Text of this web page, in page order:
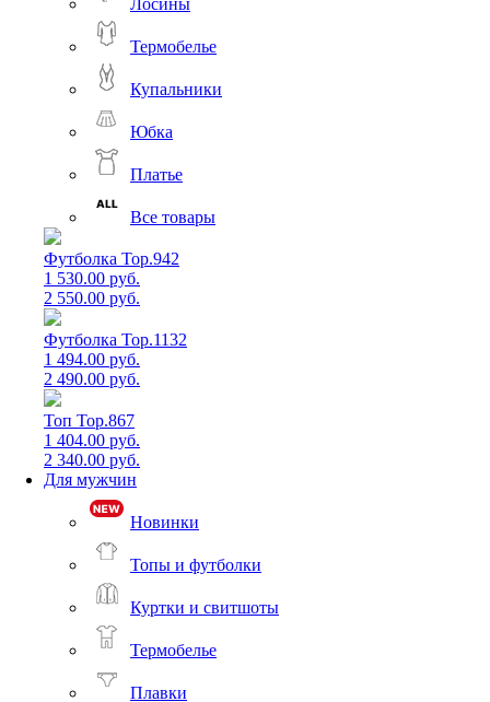
Лосины
Термобелье
Купальники
Юбка
Платье
Все товары
Футболка Top.942
1 530.00 руб.
2 550.00 руб.
Футболка Top.1132
1 494.00 руб.
2 490.00 руб.
Топ Top.867
1 404.00 руб.
2 340.00 руб.
Для мужчин
Новинки
Топы и футболки
Куртки и свитшоты
Термобелье
Плавки